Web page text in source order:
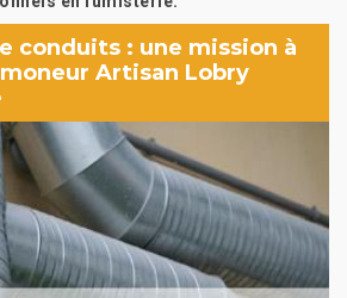
conduits : une mission à
Artisan Lobry